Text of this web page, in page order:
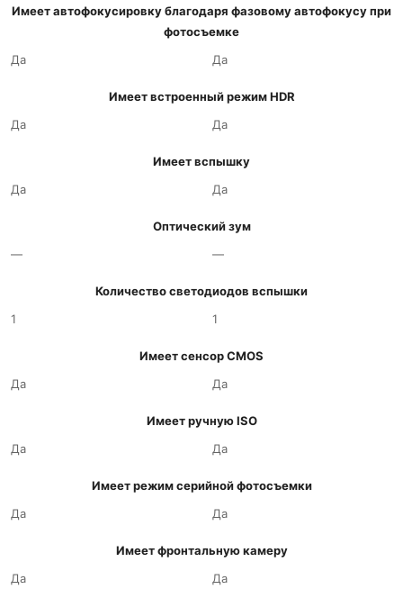
Имеет автофокусировку благодаря фазовому автофокусу при
фотосъемке
Да
Да
Имеет встроенный режим HDR
Да
Да
Имеет вспышку
Да
Да
Оптический зум
—
—
Количество светодиодов вспышки
1
1
Имеет сенсор CMOS
Да
Да
Имеет ручную ISO
Да
Да
Имеет режим серийной фотосъемки
Да
Да
Имеет фронтальную камеру
Да
Да